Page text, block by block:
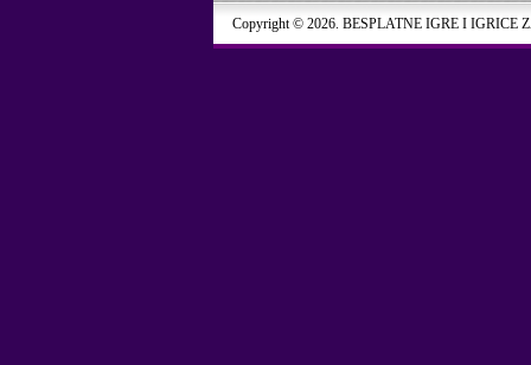
Copyright © 2026. BESPLATNE IGRE I IGRICE